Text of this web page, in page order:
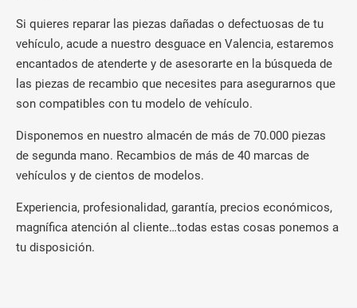
Si quieres reparar las piezas dañadas o defectuosas de tu
vehículo, acude a nuestro desguace en Valencia, estaremos
encantados de atenderte y de asesorarte en la búsqueda de
las piezas de recambio que necesites para asegurarnos que
son compatibles con tu modelo de vehículo.
Disponemos en nuestro almacén de más de 70.000 piezas
de segunda mano. Recambios de más de 40 marcas de
vehículos y de cientos de modelos.
Experiencia, profesionalidad, garantía, precios económicos,
magnífica atención al cliente…todas estas cosas ponemos a
tu disposición.